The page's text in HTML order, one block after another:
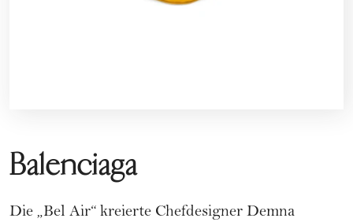
Balenciaga
Die „Bel Air“ kreierte Chefdesigner Demna